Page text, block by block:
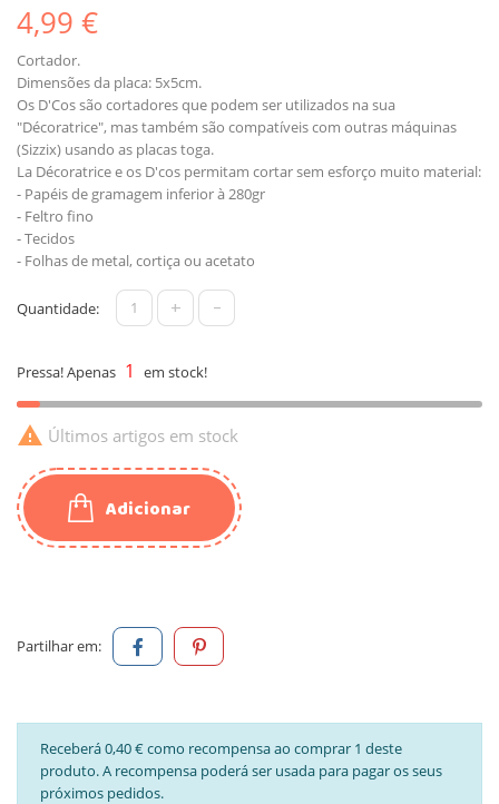
4,99 €
Cortador.
Dimensões da placa: 5x5cm.
Os D'Cos são cortadores que podem ser utilizados na sua
"Décoratrice", mas também são compatíveis com outras máquinas
(Sizzix) usando as placas toga.
La Décoratrice e os D'cos permitam cortar sem esforço muito material:
- Papéis de gramagem inferior à 280gr
- Feltro fino
- Tecidos
- Folhas de metal, cortiça ou acetato
Quantidade: + -
Pressa! Apenas 1 em stock!
 Últimos artigos em stock
Adicionar
Partilhar em:
Receberá 0,40 € como recompensa ao comprar 1 deste
produto. A recompensa poderá ser usada para pagar os seus
próximos pedidos.